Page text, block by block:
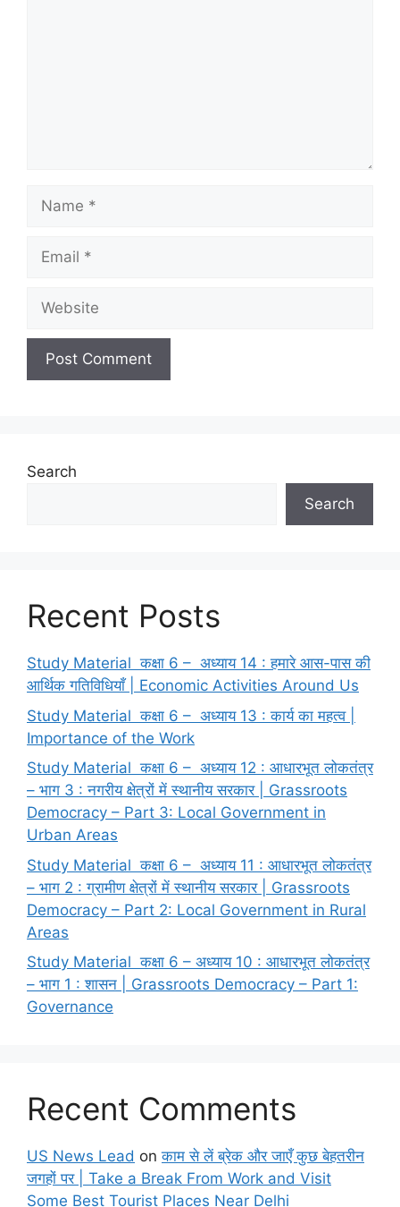
Search
Search
Recent Posts
Study Material कक्षा 6 – अध्याय 14 : हमारे आस-पास की
आर्थिक गतिविधियाँ | Economic Activities Around Us
Study Material कक्षा 6 – अध्याय 13 : कार्य का महत्व |
Importance of the Work
Study Material कक्षा 6 – अध्याय 12 : आधारभूत लोकतंत्र
– भाग 3 : नगरीय क्षेत्रों में स्थानीय सरकार | Grassroots
Democracy – Part 3: Local Government in
Urban Areas
Study Material कक्षा 6 – अध्याय 11 : आधारभूत लोकतंत्र
– भाग 2 : ग्रामीण क्षेत्रों में स्थानीय सरकार | Grassroots
Democracy – Part 2: Local Government in Rural
Areas
Study Material कक्षा 6 – अध्याय 10 : आधारभूत लोकतंत्र
– भाग 1 : शासन | Grassroots Democracy – Part 1:
Governance
Recent Comments
US News Lead onकाम से लें ब्रेक और जाएँ कुछ बेहतरीन
जगहों पर | Take a Break From Work and Visit
Some Best Tourist Places Near Delhi